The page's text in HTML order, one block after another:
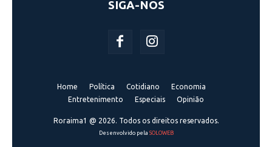
SIGA-NOS
Home Política Cotidiano
Economia
Entretenimento
Especiais Opinião
Roraima1 @ 2026. Todos os direitos reservados.
Desenvolvido pela SOLOWEB